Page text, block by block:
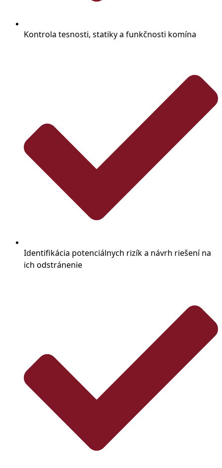
Kontrola tesnosti, statiky a funkčnosti komína
Identifikácia potenciálnych rizík a návrh riešení na
ich odstránenie